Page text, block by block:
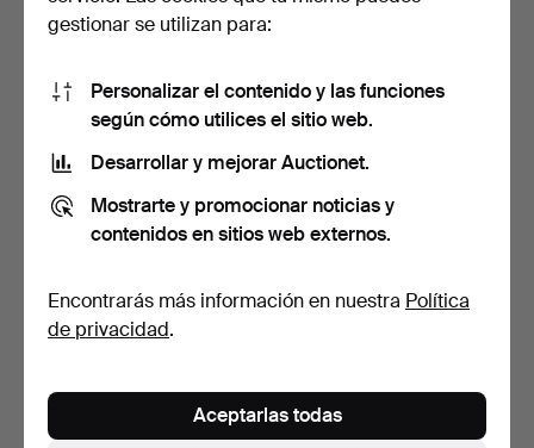
VICTORIANA DE COBRE
DÉCO EN NOGAL.
5 días
gestionar se utilizan para:
Personalizar el contenido y las funciones
según cómo utilices el sitio web.
Desarrollar y mejorar Auctionet.
Mostrarte y promocionar noticias y
contenidos en sitios web externos.
Encontrarás más información en nuestra Política
de privacidad.
Aceptarlas todas